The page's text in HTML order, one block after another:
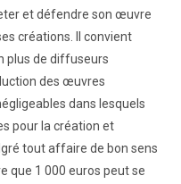
et défendre son œuvre
créations. Il convient
plus de diffuseurs
des œuvres
dans lesquels
pour la création et
tout affaire de bon sens
que 1 000 euros peut se